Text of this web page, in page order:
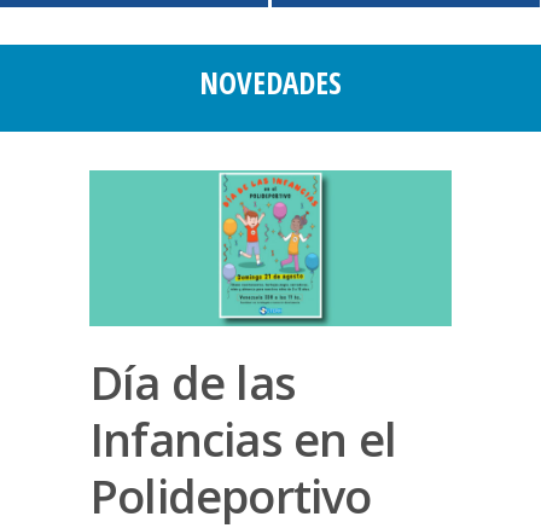
NOVEDADES
Día de las
Infancias en el
Polideportivo